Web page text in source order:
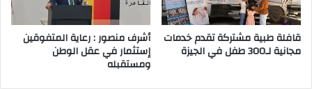
قافلة طبية مشتركة تقدم خدمات
مجانية لـ300 طفل في الجيزة
أشرف منصور : رعاية المتفوقين
إستثمار في عقل الوطن
ومستقبله